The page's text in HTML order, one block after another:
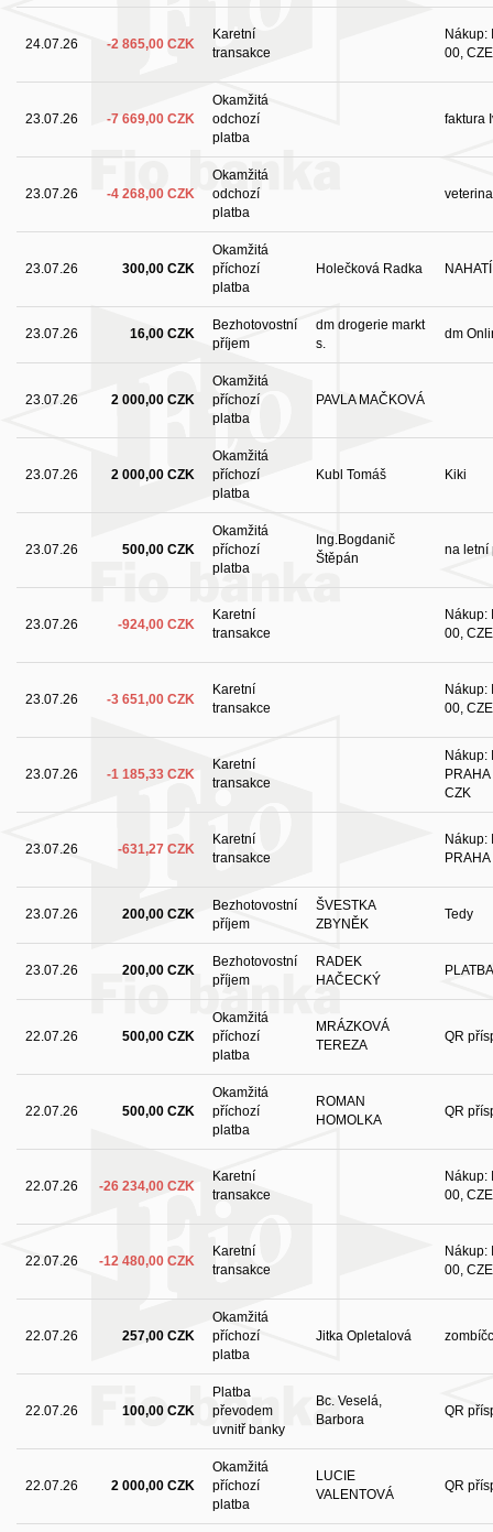
24.07.26 -2 865,00 CZK
Karetní
transakce
Nákup:
00,
23.07.26 -7 669,00 CZK
Okamžitá
odchozí
platba
faktura
23.07.26 -4 268,00 CZK
Okamžitá
odchozí
platba
23.07.26 300,00 CZK
Okamžitá
příchozí
platba
Holečková Radka
23.07.26 16,00 CZK
Bezhotovostní
příjem
dm drogerie markt
s.
dm
23.07.26 2 000,00 CZK
Okamžitá
příchozí
platba
PAVLA MAČKOVÁ
23.07.26 2 000,00 CZK
Okamžitá
příchozí
platba
Kubl Tomáš Kiki
23.07.26 500,00 CZK
Okamžitá
příchozí
platba
Ing.Bogdanič
Štěpán
na letní
23.07.26 -924,00 CZK
Karetní
transakce
Nákup:
00,
23.07.26 -3 651,00 CZK
Karetní
transakce
Nákup:
00,
23.07.26 -1 185,33 CZK
Karetní
transakce
Nákup:
CZK
23.07.26 -631,27 CZK
Karetní
transakce
Nákup:
23.07.26 200,00 CZK
Bezhotovostní
příjem
ŠVESTKA
ZBYNĚK
Tedy
23.07.26 200,00 CZK
Bezhotovostní
příjem
RADEK
HAČECKÝ
PLATBA
22.07.26 500,00 CZK
Okamžitá
příchozí
platba
MRÁZKOVÁ
TEREZA
QR
22.07.26 500,00 CZK
Okamžitá
příchozí
platba
ROMAN
HOMOLKA
QR
22.07.26 -26 234,00 CZK
Karetní
transakce
Nákup:
00,
22.07.26 -12 480,00 CZK
Karetní
transakce
Nákup:
00,
22.07.26 257,00 CZK
Okamžitá
příchozí
platba
Jitka Opletalová
22.07.26 100,00 CZK
Platba
převodem
uvnitř banky
Bc. Veselá,
Barbora
QR
22.07.26 2 000,00 CZK
Okamžitá
příchozí
platba
LUCIE
VALENTOVÁ
QR